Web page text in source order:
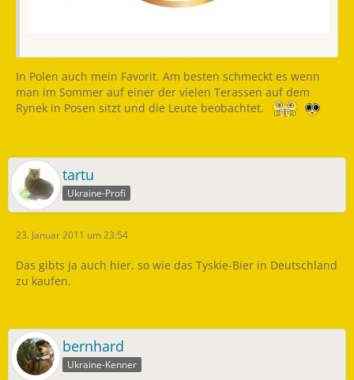
In Polen auch mein Favorit. Am besten schmeckt es wenn
man im Sommer auf einer der vielen Terassen auf dem
Rynek in Posen sitzt und die Leute beobachtet.
tartu
Ukraine-Profi
23. Januar 2011 um 23:54
Das gibts ja auch hier, so wie das Tyskie-Bier in Deutschland
zu kaufen.
bernhard
Ukraine-Kenner